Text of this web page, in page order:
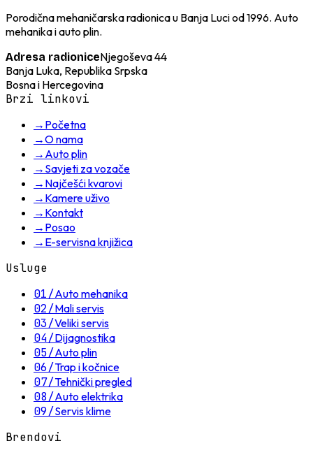
Porodična mehaničarska radionica u Banja Luci od 1996. Auto
mehanika i auto plin.
Adresa radioniceNjegoševa 44
Banja Luka, Republika Srpska
Bosna i Hercegovina
Brzi linkovi
→ Početna
→O nama
→ Auto plin
→ Savjeti za vozače
→ Najčešći kvarovi
→ Kamere uživo
→ Kontakt
→ Posao
→ E-servisna knjižica
Usluge
01/Auto mehanika
02/Mali servis
03/Veliki servis
04/Dijagnostika
05/Auto plin
06/Trap i kočnice
07/Tehnički pregled
08/Auto elektrika
09/Servis klime
Brendovi